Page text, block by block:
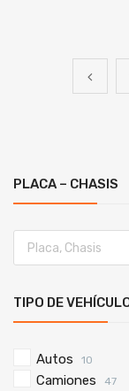
PLACA – CHASIS
TIPO DE
Autos 10
Camiones 47